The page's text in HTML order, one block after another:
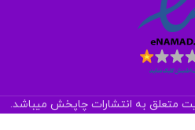
متعلق به انتشارات چاپخش میباشد.